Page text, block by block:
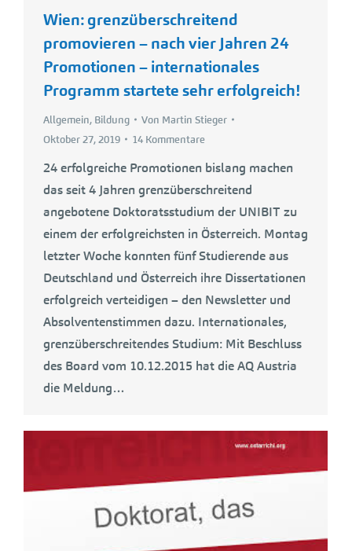
Wien: grenzüberschreitend
promovieren – nach vier Jahren 24
Promotionen – internationales
Programm startete sehr erfolgreich!
Allgemein, Bildung Von Martin Stieger
Oktober 27, 2019
14 Kommentare
24 erfolgreiche Promotionen bislang machen
das seit 4 Jahren grenzüberschreitend
angebotene Doktoratsstudium der UNIBIT zu
einem der erfolgreichsten in Österreich. Montag
letzter Woche konnten fünf Studierende aus
Deutschland und Österreich ihre Dissertationen
erfolgreich verteidigen – den Newsletter und
Absolventenstimmen dazu. Internationales,
grenzüberschreitendes Studium: Mit Beschluss
des Board vom 10.12.2015 hat die AQ Austria
die Meldung…